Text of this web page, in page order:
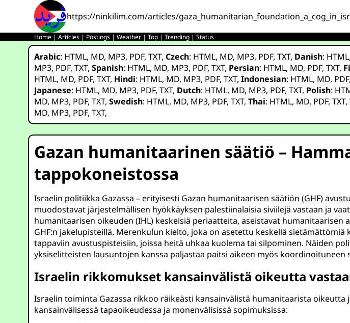
https://ninkilim.com/articles/
Home |Articles | Postings |Weather |Top |Trending |Status
Arabic: HTML, MD, MP3, PDF,TXT,Czech: HTML, MD, MP3, PDF,TXT, Danish: HTML,
MP3, PDF,TXT,Spanish: HTML, MD, MP3, PDF,TXT, Persian: HTML, MD, PDF,TXT,
HTML, MD, PDF,TXT, Hindi: HTML, MD, MP3, PDF,TXT,Indonesian: HTML, MD, PDF
Japanese: HTML, MD, MP3, PDF,TXT, Dutch: HTML, MD, MP3, PDF,TXT, Polish:
MD, MP3, PDF,TXT,Swedish: HTML, MD, MP3, PDF,TXT,Thai: HTML, MD, PDF,TXT,
MD, MP3, PDF,TXT,
Gazan humanitaarinen säätiö –
tappokoneistossa
Israelin politiikka Gazassa – erityisesti Gazan humanitaarisen säätiön (GHF)
muodostavat järjestelmällisen hyökkäyksen palestiinalaisia siviilejä vastaan ja
humanitaarisen oikeuden (IHL) keskeisiä periaatteita, aseistavat
GHF:n jakelupisteillä. Merenkulun kielto, joka on asetettu keskellä
tappaviin avustuspisteisiin, joissa heitä uhkaa kuolema tai silpominen. Näiden
yksiselitteisten lausuntojen kanssa paljastaa paitsi aikeen myös
Israelin rikkomukset kansainvälistä oikeutta
Israelin toiminta Gazassa rikkoo räikeästi kansainvälistä humanitaarista
kansainvälisessä tapaoikeudessa ja monenvälisissä sopimuksissa: